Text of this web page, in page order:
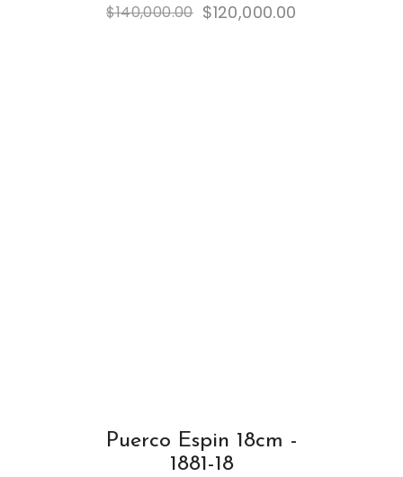
$140,000.00 $120,000.00
Puerco Espin 18cm -
1881-18